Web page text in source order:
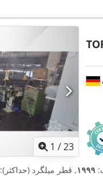
1 /23
۱۹۹۹, قطر میلگرد (حداکثر):